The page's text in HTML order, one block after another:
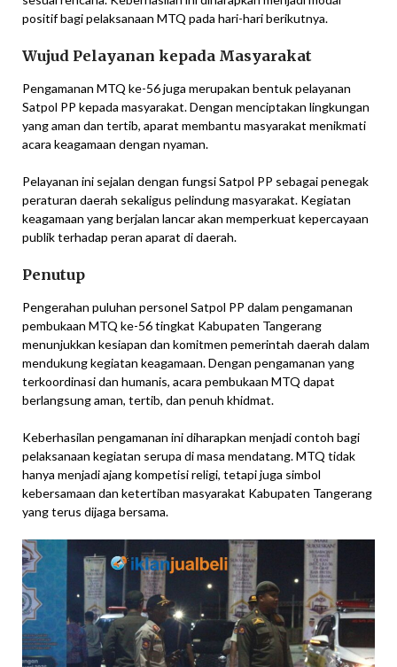
positif bagi pelaksanaan MTQ pada hari-hari berikutnya.
Wujud Pelayanan kepada Masyarakat
Pengamanan MTQ ke-56 juga merupakan bentuk pelayanan
Satpol PP kepada masyarakat. Dengan menciptakan lingkungan
yang aman dan tertib, aparat membantu masyarakat menikmati
acara keagamaan dengan nyaman.
Pelayanan ini sejalan dengan fungsi Satpol PP sebagai penegak
peraturan daerah sekaligus pelindung masyarakat. Kegiatan
keagamaan yang berjalan lancar akan memperkuat kepercayaan
publik terhadap peran aparat di daerah.
Penutup
Pengerahan puluhan personel Satpol PP dalam pengamanan
pembukaan MTQ ke-56 tingkat Kabupaten Tangerang
menunjukkan kesiapan dan komitmen pemerintah daerah dalam
mendukung kegiatan keagamaan. Dengan pengamanan yang
terkoordinasi dan humanis, acara pembukaan MTQ dapat
berlangsung aman, tertib, dan penuh khidmat.
Keberhasilan pengamanan ini diharapkan menjadi contoh bagi
pelaksanaan kegiatan serupa di masa mendatang. MTQ tidak
hanya menjadi ajang kompetisi religi, tetapi juga simbol
kebersamaan dan ketertiban masyarakat Kabupaten Tangerang
yang terus dijaga bersama.